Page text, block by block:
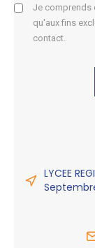
Je comprends
qu'aux fins
contact.
LYCEE